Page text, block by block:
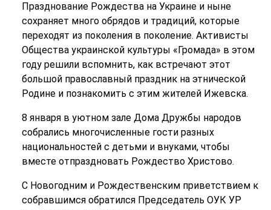
Празднование Рождества на Украине и ныне
сохраняет много обрядов и традиций, которые
переходят из поколения в поколение. Активисты
Общества украинской культуры «Громада» в этом
году решили вспомнить, как встречают этот
большой православный праздник на этнической
Родине и познакомить с этим жителей Ижевска.
8 января в уютном зале Дома Дружбы народов
собрались многочисленные гости разных
национальностей с детьми и внуками, чтобы
вместе отпраздновать Рождество Христово.
С Новогодним и Рождественским приветствием к
собравшимся обратился Председатель ОУК УР